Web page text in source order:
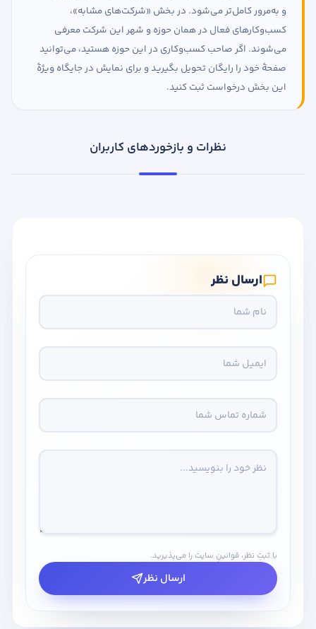
و به‌مرور کامل‌تر می‌شود. در بخش «شرکت‌های مشابه»،
کسب‌وکارهای فعال در همان حوزه و شهر این شرکت معرفی
می‌شوند. اگر صاحب کسب‌وکاری در این حوزه هستید، می‌توانید
صفحهٔ خود را رایگان تحویل بگیرید و برای نمایش در جایگاه ویژهٔ
این بخش درخواست ثبت کنید.
نظرات و بازخوردهای کاربران
ارسال نظر
با ثبتِ نظر، قوانینِ سایت را می‌پذیرید.
ارسال نظر